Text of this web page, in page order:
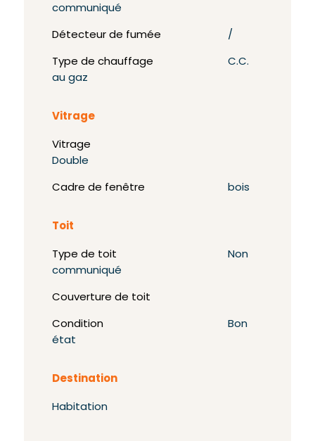
communiqué
Détecteur de fumée /
Type de chauffage
C.C.
au gaz
Vitrage
Vitrage
Double
Cadre de fenêtre bois
Toit
Type de toit
Non
communiqué
Couverture de toit
Condition
Bon
état
Destination
Habitation